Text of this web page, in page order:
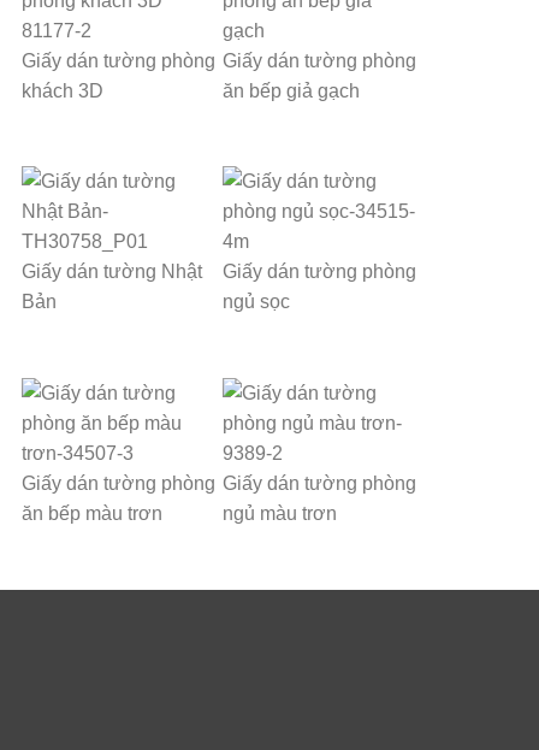
Giấy dán tường phòng
khách 3D
Giấy dán tường phòng
ăn bếp giả gạch
Giấy dán tường Nhật
Bản
Giấy dán tường phòng
ngủ sọc
Giấy dán tường phòng
ăn bếp màu trơn
Giấy dán tường phòng
ngủ màu trơn